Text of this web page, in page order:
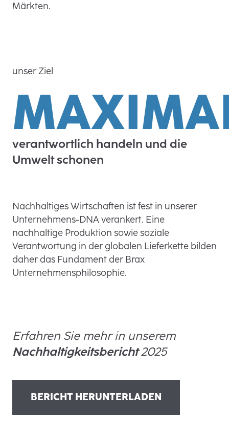
Märkten.
unser Ziel
verantwortlich handeln und die
Umwelt schonen
Nachhaltiges Wirtschaften ist fest in unserer
Unternehmens-DNA verankert. Eine
nachhaltige Produktion sowie soziale
Verantwortung in der globalen Lieferkette bilden
daher das Fundament der Brax
Unternehmensphilosophie.
Erfahren Sie mehr in unserem
Nachhaltigkeitsbericht2025
BERICHT HERUNTERLADEN